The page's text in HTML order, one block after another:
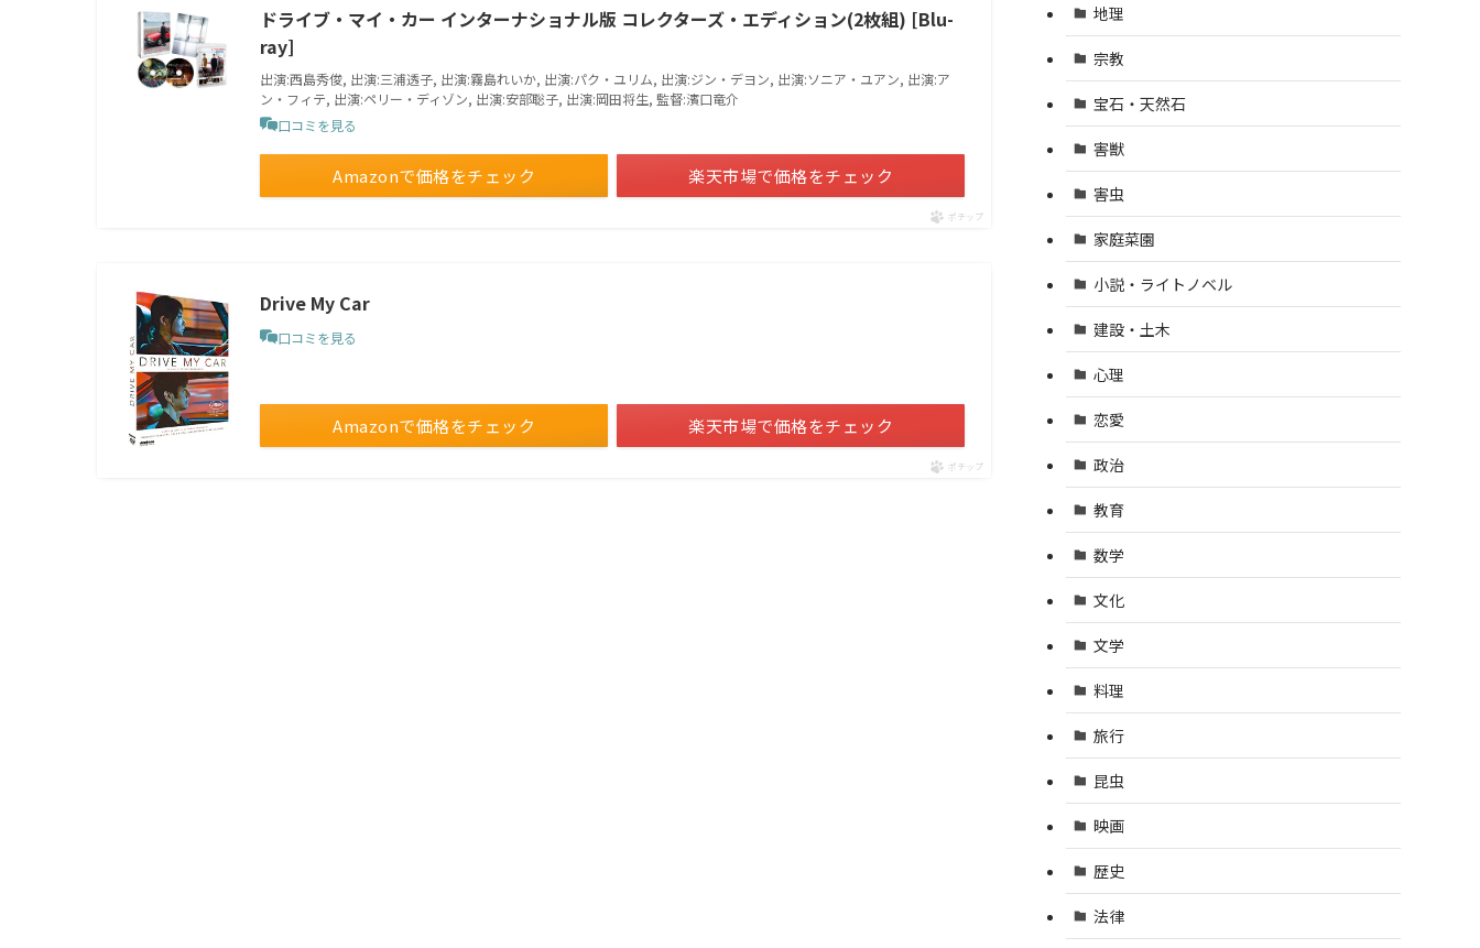
ドライブ・マイ・カー インターナショナル版 コレクターズ・エディション(2枚組) [Blu-
ray]
出演:西島秀俊, 出演:三浦透子, 出演:霧島れいか, 出演:パク・ユリム, 出演:ジン・デヨン, 出演:ソニア・ユアン, 出演:ア
ン・フィテ, 出演:ペリー・ディゾン, 出演:安部聡子, 出演:岡田将生, 監督:濱口竜介
口コミを見る
Amazonで価格をチェック 楽天市場で価格をチェック
ポチップ
Drive My Car
口コミを見る
Amazonで価格をチェック 楽天市場で価格をチェック
ポチップ
地理
宗教
宝石・天然石
害獣
害虫
家庭菜園
小説・ライトノベル
建設・土木
心理
恋愛
政治
教育
数学
文化
文学
料理
旅行
昆虫
映画
歴史
法律